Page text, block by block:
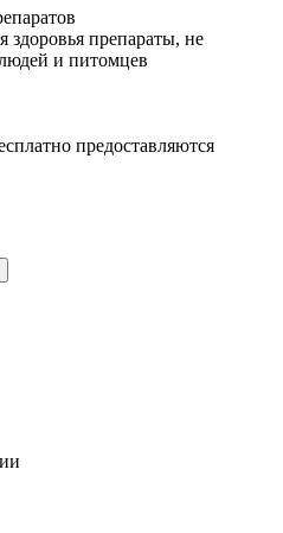
здоровья препараты, не
и питомцев
предоставляются